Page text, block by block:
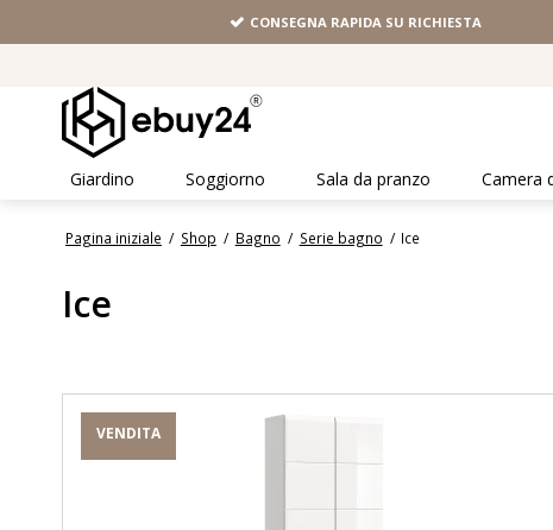
CONSEGNA RAPIDA SU RICHIESTA
Giardino Soggiorno Sala da pranzo Camera
Pagina iniziale / Shop / Bagno / Serie bagno / Ice
Ice
VENDITA